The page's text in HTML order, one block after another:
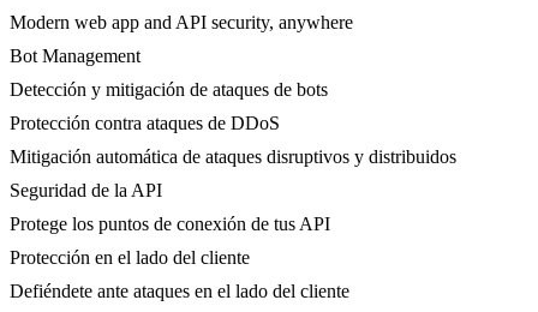
Modern web app and API security, anywhere
Bot Management
Detección y mitigación de ataques de bots
Protección contra ataques de DDoS
Mitigación automática de ataques disruptivos y distribuidos
Seguridad de la API
Protege los puntos de conexión de tus API
Protección en el lado del cliente
Defiéndete ante ataques en el lado del cliente